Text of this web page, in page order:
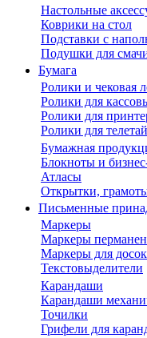
Настольные
Коврики на стол
Подставки с
Подушки для
Бумага
Ролики и чековая
Ролики для
Ролики для
Ролики для
Бумажная
Блокноты и
Атласы
Открытки,
Письменные
Маркеры
Маркеры
Маркеры для досок
Текстовыделители
Карандаши
Карандаши
Точилки
Грифели для